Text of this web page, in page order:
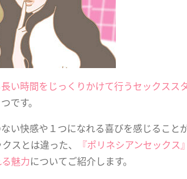
い時間をじっくりかけて行うセックスス
です。
い快感や１つになれる喜びを感じること
スとは違った、
『ポリネシアンセックス
魅力についてご紹介します。